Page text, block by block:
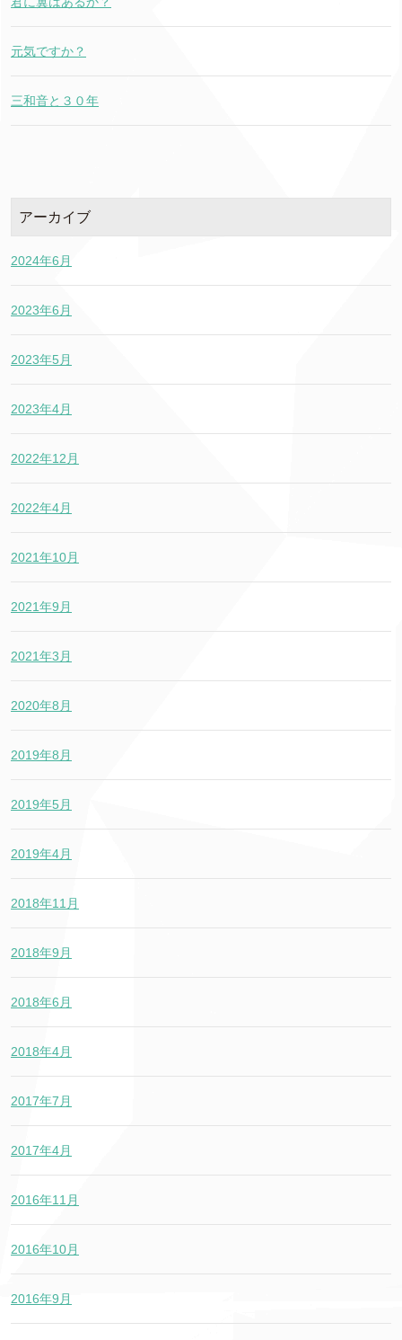
元気ですか？
三和音と３０年
アーカイブ
2024年6月
2023年6月
2023年5月
2023年4月
2022年12月
2022年4月
2021年10月
2021年9月
2021年3月
2020年8月
2019年8月
2019年5月
2019年4月
2018年11月
2018年9月
2018年6月
2018年4月
2017年7月
2017年4月
2016年11月
2016年10月
2016年9月